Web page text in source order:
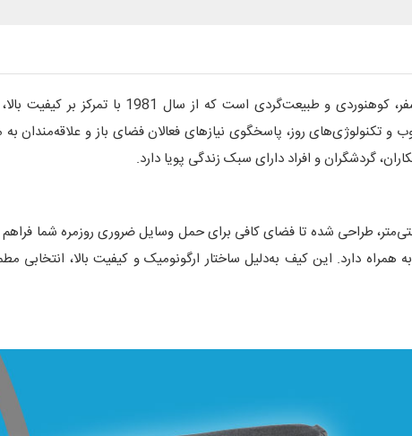
یکی از پیشگامان جهانی در زمینه تولید تجهیزات و لوازم
و تکنولوژی‌های روز، پاسخگوی نیازهای فعالان فضای باز و علاقه‌مندان
گردشگران و افراد دارای سبک زندگی پویا دارد.
6 × 16 × 32 سانتی‌متر، طراحی شده تا فضای کافی برای حمل وسایل ضروری روزمره
همراه دارد. این کیف به‌دلیل ساختار ارگونومیک و کیفیت بالا، انتخابی